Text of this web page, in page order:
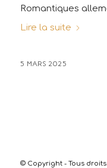
Romantiques
Lire la suite
5 MARS 2025
© Copyright - Tous